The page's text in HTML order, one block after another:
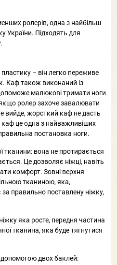
ролерів, одна з найбільш
України. Підходять для
– він легко переживе
Каф також виконаний із
малюкові тримати ноги
якщо ролер захоче завалювати
вийде, жорсткий каф не дасть
це одна з найважливіших
постановка ноги.
тканини: вона не протирається
Це дозволяє ніжці, навіть
комфорт. Зовні верхня
тканиною, яка,
за правильно поставлену ніжку,
яка росте, передня частина
тканина, яка буде тягнутися
двох баклей: